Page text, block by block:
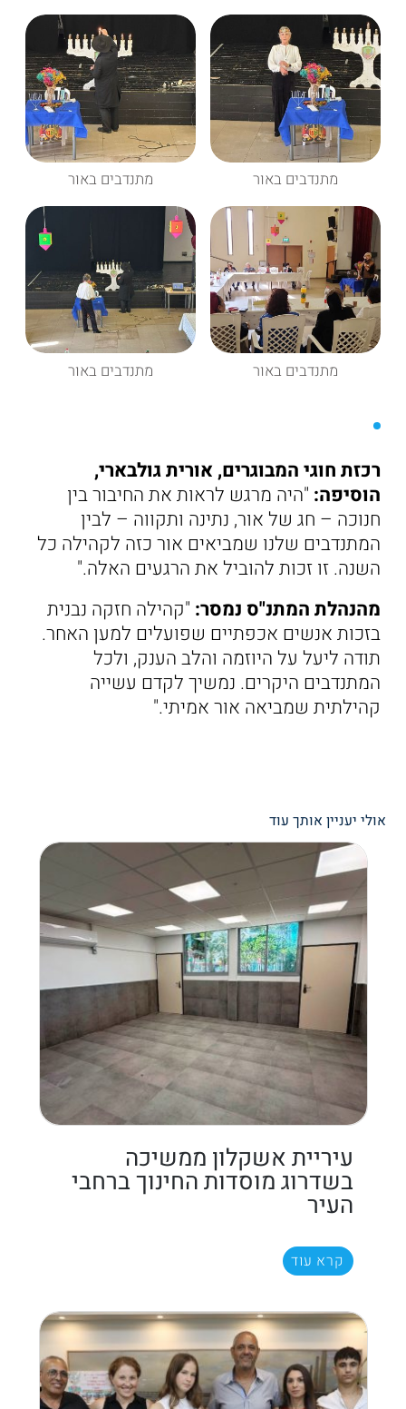
מתנדבים באור מתנדבים באור
מתנדבים באור מתנדבים באור
רכזת חוגי המבוגרים, אורית גולבארי,
הוסיפה: "היה מרגש לראות את החיבור בין
חנוכה – חג של אור, נתינה ותקווה – לבין
המתנדבים שלנו שמביאים אור כזה לקהילה כל
השנה. זו זכות להוביל את הרגעים האלה."
מהנהלת המתנ"ס נמסר: "קהילה חזקה נבנית
בזכות אנשים אכפתיים שפועלים למען האחר.
תודה ליעל על היוזמה והלב הענק, ולכל
המתנדבים היקרים. נמשיך לקדם עשייה
קהילתית שמביאה אור אמיתי."
אולי יעניין אותך עוד
עיריית אשקלון ממשיכה
בשדרוג מוסדות החינוך ברחבי
העיר
קרא עוד